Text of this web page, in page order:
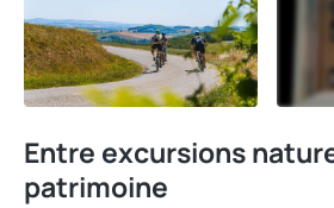
Entre excursions
patrimoine